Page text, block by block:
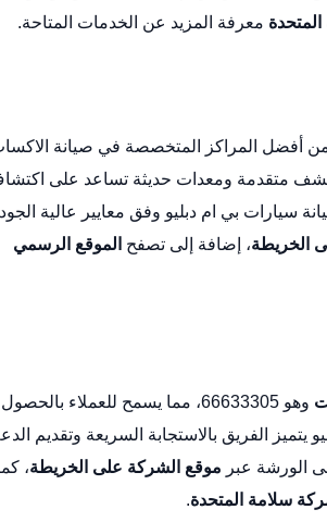
معرفة المزيد عن الخدمات المتاحة.
من أفضل المراكز المتخصصة في صيانة
كشف متقدمة ومعدات حديثة تساعد على
سيارات بي ام دبليو وفق معايير عالية
الخريطة، إضافة إلى تصفح الموقع الرسمي
وهو 66633305، مما يسمح للعملاء بالحصول
يتميز الفريق بالاستجابة السريعة وتقديم
الورشة عبر موقع الشركة على الخريطة،
سلامة المتحدة.